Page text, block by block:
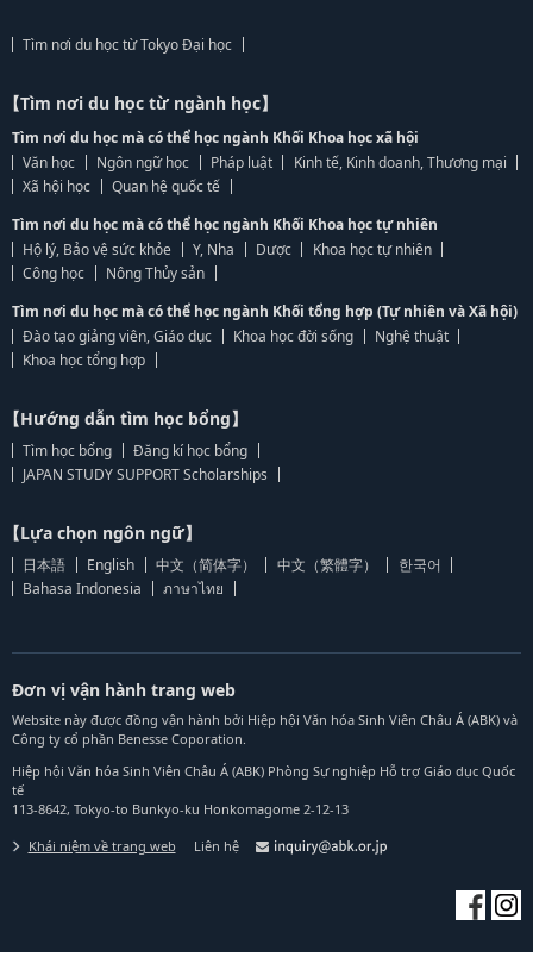
Tìm nơi du học từ Tokyo Đại học
【Tìm nơi du học từ ngành học】
Tìm nơi du học mà có thể học ngành Khối Khoa học xã hội
Văn học
Ngôn ngữ học Pháp luật
Kinh tế, Kinh doanh, Thương mại
Xã hội học
Quan hệ quốc tế
Tìm nơi du học mà có thể học ngành Khối Khoa học tự nhiên
Hộ lý, Bảo vệ sức khỏe
Y, Nha Dược
Khoa học tự nhiên
Công học
Nông Thủy sản
Tìm nơi du học mà có thể học ngành Khối tổng hợp (Tự nhiên và Xã hội)
Đào tạo giảng viên, Giáo dục
Khoa học đời sống
Nghệ thuật
Khoa học tổng hợp
【Hướng dẫn tìm học bổng】
Tìm học bổng
Đăng kí học bổng
JAPAN STUDY SUPPORT Scholarships
【Lựa chọn ngôn ngữ】
日本語 English 中文（简体字） 中文（繁體字）
한국어
Bahasa Indonesia
ภาษาไทย
Đơn vị vận hành trang web
Website này được đồng vận hành bởi Hiệp hội Văn hóa Sinh Viên Châu Á (ABK) và
Công ty cổ phần Benesse Coporation.
Hiệp hội Văn hóa Sinh Viên Châu Á (ABK) Phòng Sự nghiệp Hỗ trợ Giáo dục Quốc
tế
113-8642, Tokyo-to Bunkyo-ku Honkomagome 2-12-13
Khái niệm về trang web Liên hệ